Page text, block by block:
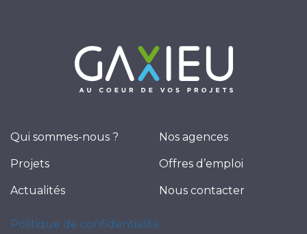
Qui sommes-nous ?
Projets
Actualités
Nos agences
Offres d’emploi
Nous contacter
Politique de confidentialité